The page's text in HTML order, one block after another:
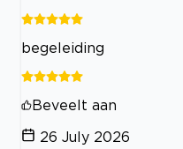
begeleiding
Beveelt aan
26 July 2026